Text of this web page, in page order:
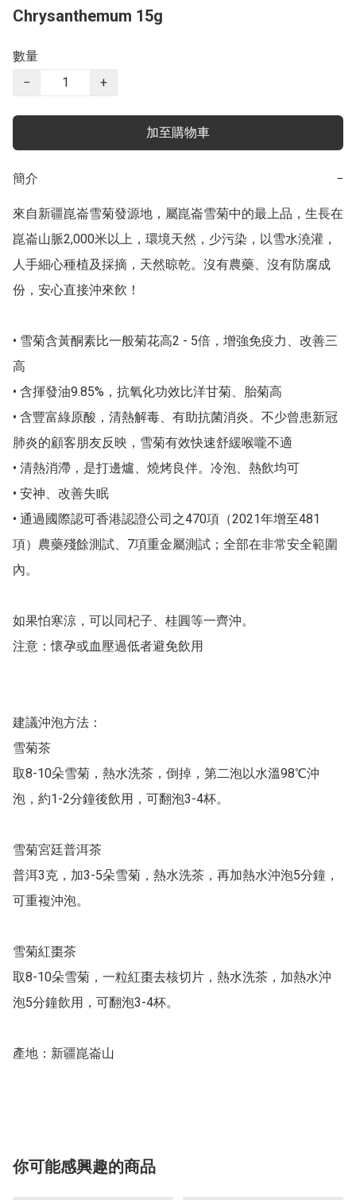
Chrysanthemum 15g
數量
−
+
加至購物車
簡介 −
來自新疆崑崙雪菊發源地，屬崑崙雪菊中的最上品，生長在
崑崙山脈2,000米以上，環境天然，少污染，以雪水澆灌，
人手細心種植及採摘，天然晾乾。沒有農藥、沒有防腐成
份，安心直接沖來飮！
• 雪菊含黃酮素比一般菊花高2 - 5倍，增強免疫力、改善三
高
• 含揮發油9.85%，抗氧化功效比洋甘菊、胎菊高
• 含豐富綠原酸，清熱解毒、有助抗菌消炎。不少曾患新冠
肺炎的顧客朋友反映，雪菊有效快速舒緩喉嚨不適
• 清熱消滯，是打邊爐、燒烤良伴。冷泡、熱飲均可
• 安神、改善失眠
• 通過國際認可香港認證公司之470項（2021年增至481
項）農藥殘餘測試、7項重金屬測試；全部在非常安全範圍
內。
如果怕寒涼，可以同杞子、桂圓等一齊沖。
注意：懷孕或血壓過低者避免飲用
建議沖泡方法：
雪菊茶
取8-10朵雪菊，熱水洗茶，倒掉，第二泡以水溫98℃沖
泡，約1-2分鐘後飲用，可翻泡3-4杯。
雪菊宮廷普洱茶
普洱3克，加3-5朵雪菊，熱水洗茶，再加熱水沖泡5分鐘，
可重複沖泡。
雪菊紅棗茶
取8-10朵雪菊，一粒紅棗去核切片，熱水洗茶，加熱水沖
泡5分鐘飲用，可翻泡3-4杯。
產地：新疆崑崙山
你可能感興趣的商品